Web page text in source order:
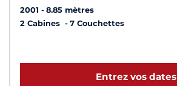
2001
8.85 mètres
2 Cabines
7 Couchettes
Entrez vos dates